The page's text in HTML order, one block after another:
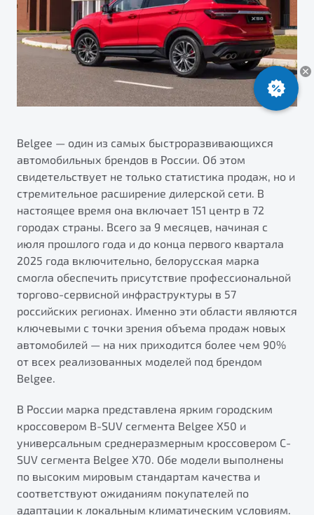
Яркий кроссовер
от 2 219 990 ₽*
S50
Элегантный и практичный седан
от 1 699 990 ₽*
Обзор В наличии
X70
Автокредит
Трейд-ин
Страхование
Расчет КАСКО
Узнайте о специальных выгодах при покупке
автомобиля Belgee
Подробно
Автомобили в наличии
Тест-драйв
Автокредит
Спецпредложения
ПОДДЕРЖКА
Гарантия Belgee
Клиентская поддержка
Помощь на дорогах
Belgee Клуб
Belgee Плюс
Реферальная программа
"Помощь на дорогах"
Преимущества программы
О дилерском центре
Правовая информация
Belgee — один из самых быстроразвивающихся
автомобильных брендов в России. Об этом
свидетельствует не только статистика продаж, но и
стремительное расширение дилерской сети. В
настоящее время она включает 151 центр в 72
городах страны. Всего за 9 месяцев, начиная с
июля прошлого года и до конца первого квартала
2025 года включительно, белорусская марка
смогла обеспечить присутствие профессиональной
торгово-сервисной инфраструктуры в 57
российских регионах. Именно эти области являются
ключевыми с точки зрения объема продаж новых
автомобилей — на них приходится более чем 90%
от всех реализованных моделей под брендом
Belgee.
В России марка представлена ярким городским
кроссовером B-SUV сегмента Belgee X50 и
универсальным среднеразмерным кроссовером C-
SUV сегмента Belgee X70. Обе модели выполнены
по высоким мировым стандартам качества и
соответствуют ожиданиям покупателей по
адаптации к локальным климатическим условиям.